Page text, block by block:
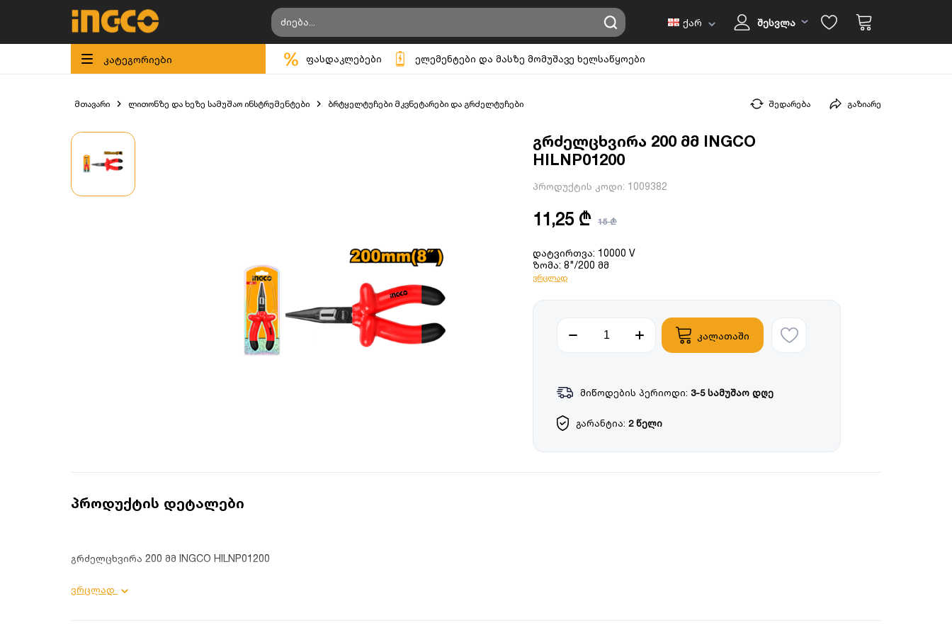
ქარ შესვლა
კატეგორიები ფასდაკლებები ელემენტები და მასზე მომუშავე ხელსაწყოები
მთავარი ლითონზე და ხეზე სამუშაო ინსტრუმენტები ბრტყელტუჩები მკვნეტარები და გრძელტუჩები შედარება გაზიარე
გრძელცხვირა 200 მმ INGCO
HILNP01200
პროდუქტის კოდი: 1009382
11,25 ₾ 15 ₾
დატვირთვა: 10000 V
ზომა: 8"/200 მმ
ვრცლად
კალათაში
მიწოდების პერიოდი: 3-5 სამუშაო დღე
გარანტია: 2 წელი
პროდუქტის დეტალები
გრძელცხვირა 200 მმ INGCO HILNP01200
პროდუქტის დეტალები:
დამატებითი უპირატესობები: იზოლირებული სახელური;
ვრცლად